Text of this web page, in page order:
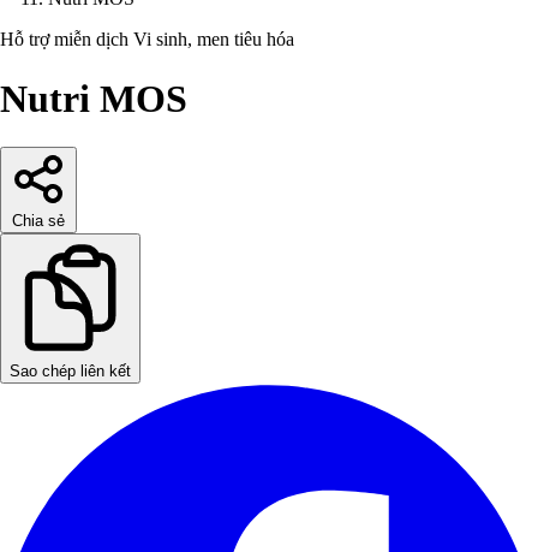
Hỗ trợ miễn dịch Vi sinh, men tiêu hóa
Nutri MOS
Chia sẻ
Sao chép liên kết